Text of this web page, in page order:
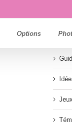
Options